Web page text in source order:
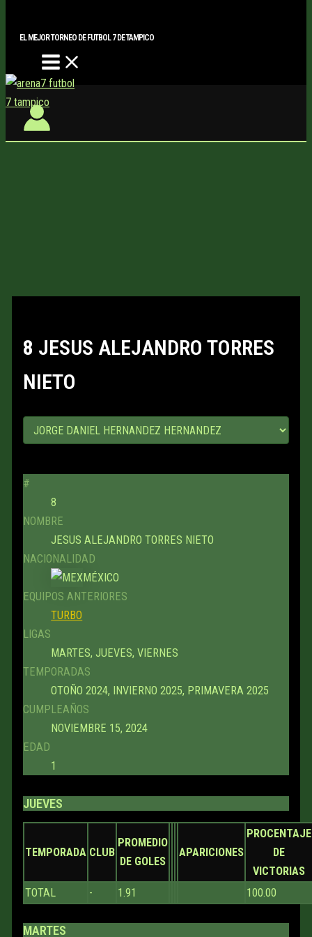
EL MEJOR TORNEO DE FUTBOL 7 DE TAMPICO
8 JESUS ALEJANDRO TORRES
NIETO
#
8
NOMBRE
JESUS ALEJANDRO TORRES NIETO
NACIONALIDAD
MÉXICO
EQUIPOS ANTERIORES
TURBO
LIGAS
MARTES, JUEVES, VIERNES
TEMPORADAS
OTOÑO 2024, INVIERNO 2025, PRIMAVERA 2025
CUMPLEAÑOS
NOVIEMBRE 15, 2024
EDAD
1
JUEVES
TEMPORADA CLUB
PROMEDIO
DE GOLES
APARICIONES
PROCENTAJE
DE
VICTORIAS
TOTAL
- 1.91 100.00
MARTES